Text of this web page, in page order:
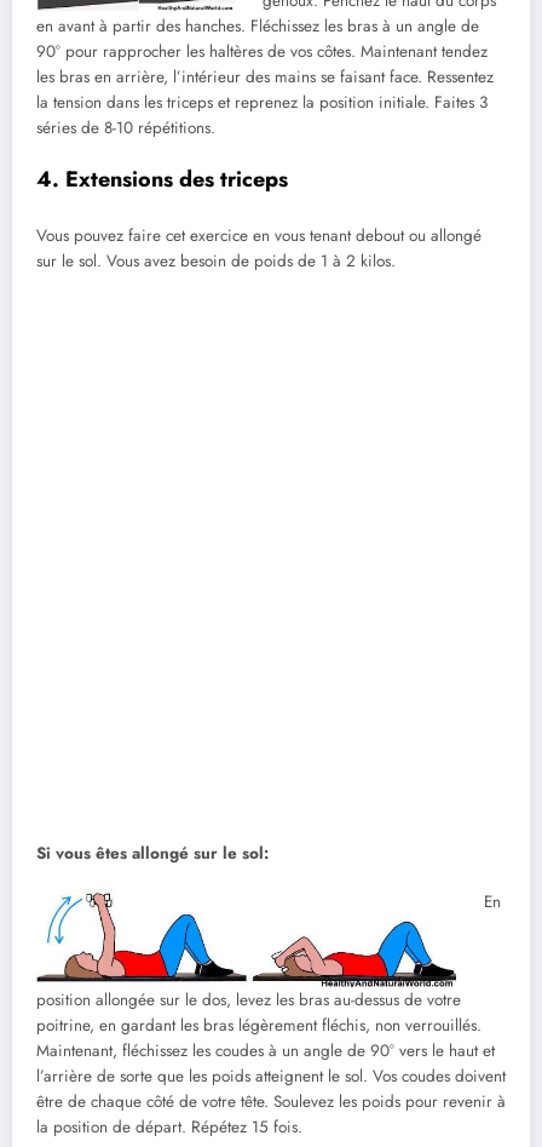
en avant à partir des hanches. Fléchissez les bras à un angle de
90° pour rapprocher les haltères de vos côtes. Maintenant tendez
les bras en arrière, l’intérieur des mains se faisant face. Ressentez
la tension dans les triceps et reprenez la position initiale. Faites 3
séries de 8-10 répétitions.
4. Extensions des triceps
Vous pouvez faire cet exercice en vous tenant debout ou allongé
sur le sol. Vous avez besoin de poids de 1 à 2 kilos.
Si vous êtes allongé sur le sol:
En
position allongée sur le dos, levez les bras au-dessus de votre
poitrine, en gardant les bras légèrement fléchis, non verrouillés.
Maintenant, fléchissez les coudes à un angle de 90° vers le haut et
l’arrière de sorte que les poids atteignent le sol. Vos coudes doivent
être de chaque côté de votre tête. Soulevez les poids pour revenir à
la position de départ. Répétez 15 fois.